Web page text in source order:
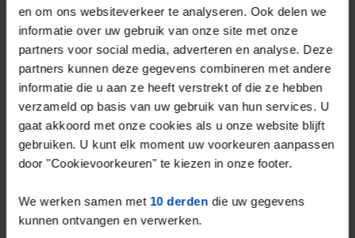
en om ons websiteverkeer te analyseren. Ook delen we
informatie over uw gebruik van onze site met onze
partners voor social media, adverteren en analyse. Deze
partners kunnen deze gegevens combineren met andere
informatie die u aan ze heeft verstrekt of die ze hebben
verzameld op basis van uw gebruik van hun services. U
gaat akkoord met onze cookies als u onze website blijft
gebruiken. U kunt elk moment uw voorkeuren aanpassen
door "Cookievoorkeuren" te kiezen in onze footer.
We werken samen met 10 derdendie uw gegevens
kunnen ontvangen en verwerken.
Waarom kiezen voor Rent.nl?
15+ jaar ervaring met huur & verhuur
9000+ woningen per maand te huur
Binnen 4-8 weken vonden gebruikers een
woning
Uitstekende helpdesk
100% tevredenheidsgarantie. Niet tevreden?